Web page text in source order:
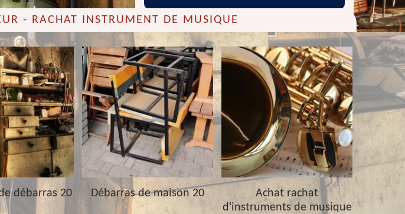
- RACHAT INSTRUMENT DE MUSIQUE
débarras 20 Débarras de maison 20
Achat rachat
d'instruments de musique
Achat